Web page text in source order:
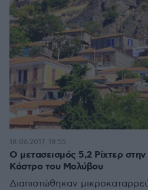
Ο μετασεισμός 5,2 Ρίχτερ
Κάστρο του Μολύβου
Διαπιστώθηκαν
18.06.2017, 18:55